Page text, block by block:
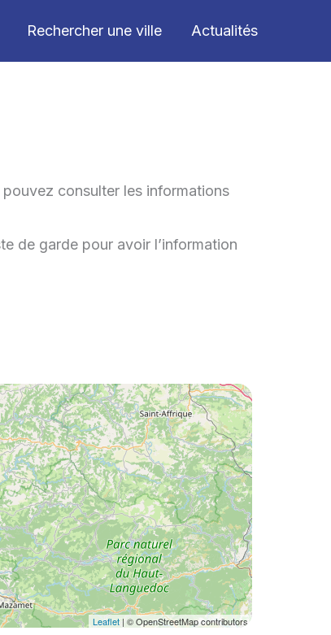
Rechercher une ville Actualités
consulter les informations
de garde pour avoir l’information
Leaflet | © OpenStreetMap contributors